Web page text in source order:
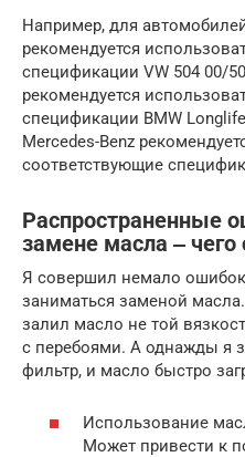
Например, для
рекомендуется
спецификации VW 504 00/
рекомендуется
спецификации BMW
Mercedes-Benz
соответствующие
Распространенные
замене масла ‒ чего
Я совершил немало
заниматься заменой
залил масло не той
с перебоями. А однажды я
фильтр, и масло быстро
Использование
Может привести к